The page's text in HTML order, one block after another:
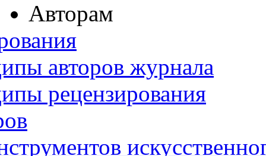
Авторам
авторов журнала
рецензирования